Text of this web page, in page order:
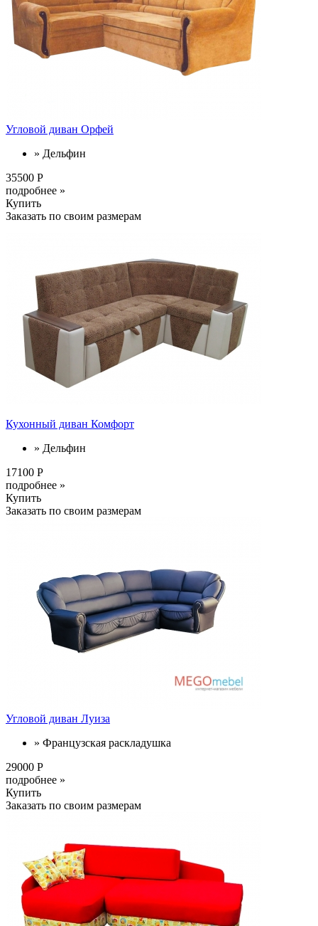
Угловой диван Орфей
» Дельфин
35500 Р
подробнее »
Купить
Заказать по своим размерам
Кухонный диван Комфорт
» Дельфин
17100 Р
подробнее »
Купить
Заказать по своим размерам
Угловой диван Луиза
» Французская раскладушка
29000 Р
подробнее »
Купить
Заказать по своим размерам